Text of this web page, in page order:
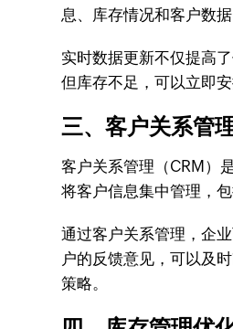
息、库存情况和客户数据
实时数据更新不仅提高
但库存不足，可以立即
三、客户关系管
客户关系管理（CRM）
将客户信息集中管理，
通过客户关系管理，企
户的反馈意见，可以及
策略。